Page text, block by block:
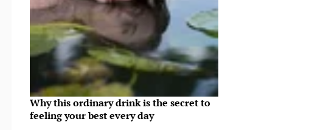
Why this ordinary drink is the secret to
feeling your best every day